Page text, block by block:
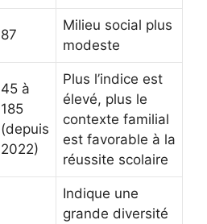
87
Milieu social plus
modeste
45 à
185
(depuis
2022)
Plus l’indice est
élevé, plus le
contexte familial
est favorable à la
réussite scolaire
Indique une
grande diversité